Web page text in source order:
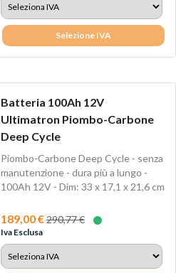
Selezione IVA
Batteria 100Ah 12V
Ultimatron Piombo-Carbone
Deep Cycle
Piombo-Carbone Deep Cycle - senza
manutenzione - dura più a lungo -
100Ah 12V - Dim: 33 x 17,1 x 21,6 cm
189,00 €290,77 €
Iva Esclusa